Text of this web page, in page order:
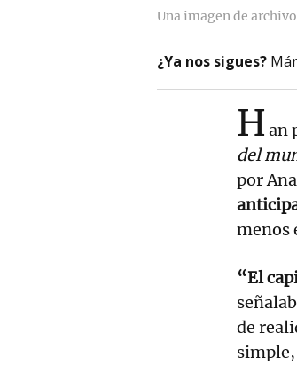
Una imagen de
¿Ya nos sigues?
H an
del
por
menos
“El
de